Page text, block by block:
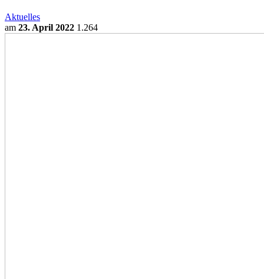
Aktuelles
am 23. April 2022 1.264